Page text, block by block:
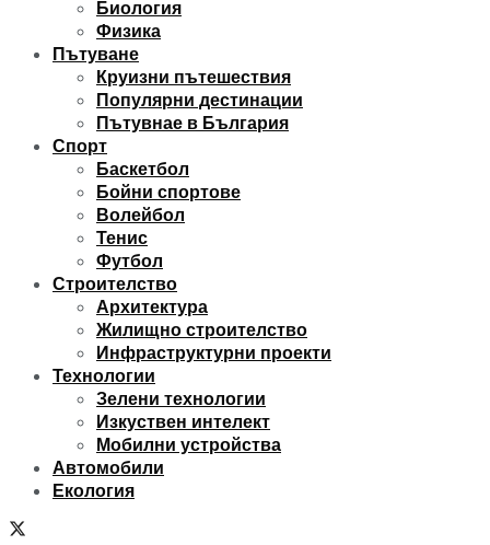
Биология
Физика
Пътуване
Круизни пътешествия
Популярни дестинации
Пътувнае в България
Спорт
Баскетбол
Бойни спортове
Волейбол
Тенис
Футбол
Строителство
Архитектура
Жилищно строителство
Инфраструктурни проекти
Технологии
Зелени технологии
Изкуствен интелект
Мобилни устройства
Автомобили
Екология